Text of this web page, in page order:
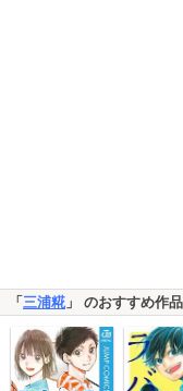
「 三浦糀 」 のおすすめ作品